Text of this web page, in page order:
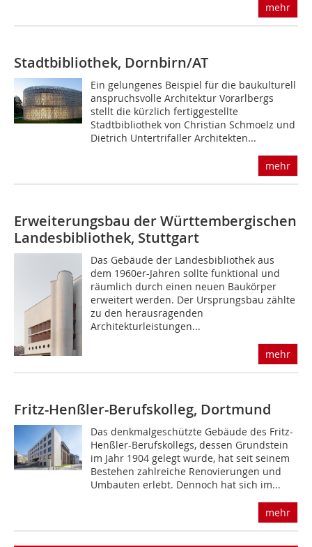
mehr
Stadtbibliothek, Dornbirn/AT
Ein gelungenes Beispiel für die baukulturell
anspruchsvolle Architektur Vorarlbergs
stellt die kürzlich fertiggestellte
Stadtbibliothek von Christian Schmoelz und
Dietrich Untertrifaller Architekten...
mehr
Erweiterungsbau der Württembergischen
Landesbibliothek, Stuttgart
Das Gebäude der Landesbibliothek aus
dem 1960er-Jahren sollte funktional und
räumlich durch einen neuen Baukörper
erweitert werden. Der Ursprungsbau zählte
zu den herausragenden
Architekturleistungen...
mehr
Fritz-Henßler-Berufskolleg, Dortmund
Das denkmalgeschützte Gebäude des Fritz-
Henßler-Berufskollegs, dessen Grundstein
im Jahr 1904 gelegt wurde, hat seit seinem
Bestehen zahlreiche Renovierungen und
Umbauten erlebt. Dennoch hat sich im...
mehr